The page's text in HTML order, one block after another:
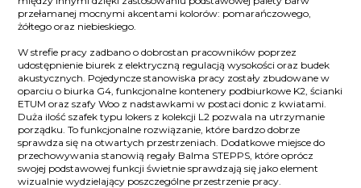
przełamanej mocnymi akcentami kolorów: pomarańczowego,
żółtego oraz niebieskiego.
W strefie pracy zadbano o dobrostan pracowników poprzez
udostępnienie biurek z elektryczną regulacją wysokości oraz budek
akustycznych. Pojedyncze stanowiska pracy zostały zbudowane w
oparciu o biurka G4, funkcjonalne kontenery podbiurkowe K2, ścianki
ETUM oraz szafy Woo z nadstawkami w postaci donic z kwiatami.
Duża ilość szafek typu lokers z kolekcji L2 pozwala na utrzymanie
porządku. To funkcjonalne rozwiązanie, które bardzo dobrze
sprawdza się na otwartych przestrzeniach. Dodatkowe miejsce do
przechowywania stanowią regały Balma STEPPS, które oprócz
swojej podstawowej funkcji świetnie sprawdzają się jako element
wizualnie wydzielający poszczególne przestrzenie pracy.